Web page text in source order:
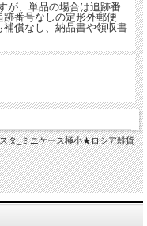
が、単品の場合は追跡番
番号なしの定形外郵便
補償なし、納品書や領収書
タ_ミニケース極小★ロシア雑貨